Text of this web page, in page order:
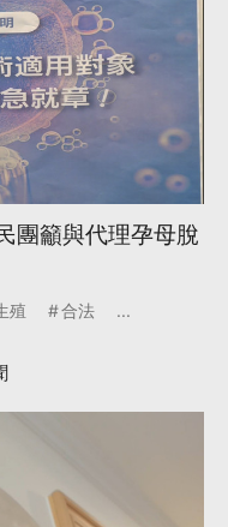
團籲與代理孕母脫
殖 合法 ...